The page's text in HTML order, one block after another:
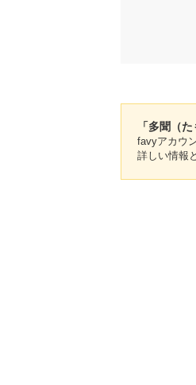
「多聞（
favyアカウ
詳しい情報